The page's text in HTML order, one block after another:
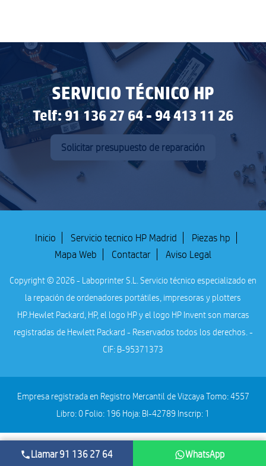
SERVICIO TÉCNICO HP
Telf: 91 136 27 64 - 94 413 11 26
Solicitar presupuesto de reparación
Inicio Servicio tecnico HP Madrid
Piezas hp
Mapa Web
Contactar Aviso Legal
Copyright © 2026 - Laboprinter S.L. Servicio técnico especializado en
la repación de ordenadores portátiles, impresoras y plotters
HP.Hewlet Packard, HP, el logo HP y el logo HP Invent son marcas
registradas de Hewlett Packard - Reservados todos los derechos. -
CIF: B-95371373
Empresa registrada en Registro Mercantil de Vizcaya Tomo: 4557
Libro: 0 Folio: 196 Hoja: BI-42789 Inscrip: 1
Llamar 91 136 27 64 WhatsApp